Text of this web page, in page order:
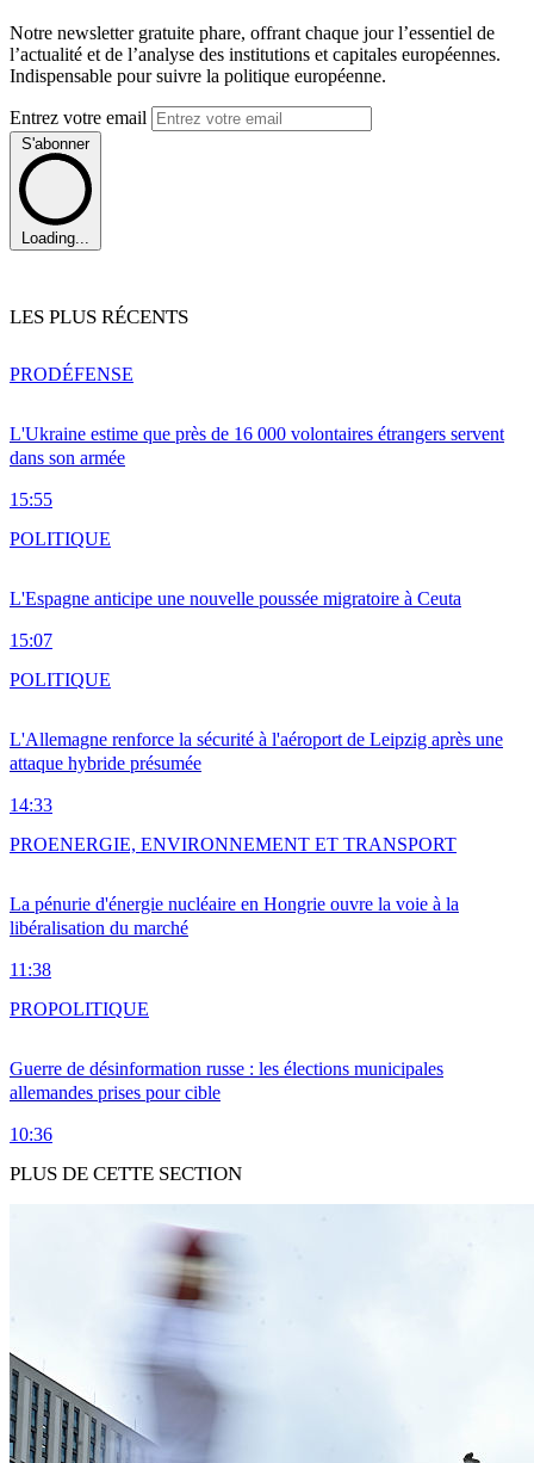
Notre newsletter gratuite phare, offrant chaque jour l’essentiel de
l’actualité et de l’analyse des institutions et capitales européennes.
Indispensable pour suivre la politique européenne.
Entrez votre email
S'abonner
Loading...
LES PLUS RÉCENTS
L'Ukraine estime que près de 16 000 volontaires étrangers servent
dans son armée
15:55
PRODÉFENSE
L'Espagne anticipe une nouvelle poussée migratoire à Ceuta
15:07
POLITIQUE
L'Allemagne renforce la sécurité à l'aéroport de Leipzig après une
attaque hybride présumée
14:33
POLITIQUE
La pénurie d'énergie nucléaire en Hongrie ouvre la voie à la
libéralisation du marché
11:38
PROENERGIE, ENVIRONNEMENT ET TRANSPORT
Guerre de désinformation russe : les élections municipales
allemandes prises pour cible
10:36
PROPOLITIQUE
PLUS DE CETTE SECTION